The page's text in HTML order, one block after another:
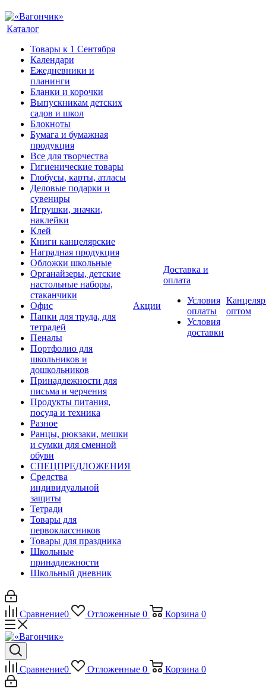
Каталог
Товары к 1 Сентября
Календари
Ежедневники и
планинги
Бланки и корочки
Выпускникам детских
садов и школ
Блокноты
Бумага и бумажная
продукция
Все для творчества
Гигиенические товары
Глобусы, карты, атласы
Деловые подарки и
сувениры
Игрушки, значки,
наклейки
Клей
Книги канцелярские
Наградная продукция
Обложки школьные
Органайзеры, детские
настольные наборы,
стаканчики
Офис
Папки для труда, для
тетрадей
Пеналы
Портфолио для
школьников и
дошкольников
Принадлежности для
письма и черчения
Продукты питания,
посуда и техника
Разное
Ранцы, рюкзаки, мешки
и сумки для сменной
обуви
СПЕЦПРЕДЛОЖЕНИЯ
Средства
индивидуальной
защиты
Тетради
Товары для
первоклассников
Товары для праздника
Школьные
принадлежности
Школьный дневник
Акции
Доставка и
оплата
Условия
оплаты
Условия
доставки
оптом
Сравнение0 Отложенные 0 Корзина 0
Сравнение0 Отложенные 0 Корзина 0